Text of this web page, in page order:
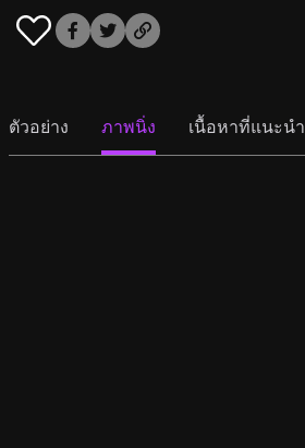
ตัวอย่าง ภาพนิ่ง เนื้อหาที่แนะนำ